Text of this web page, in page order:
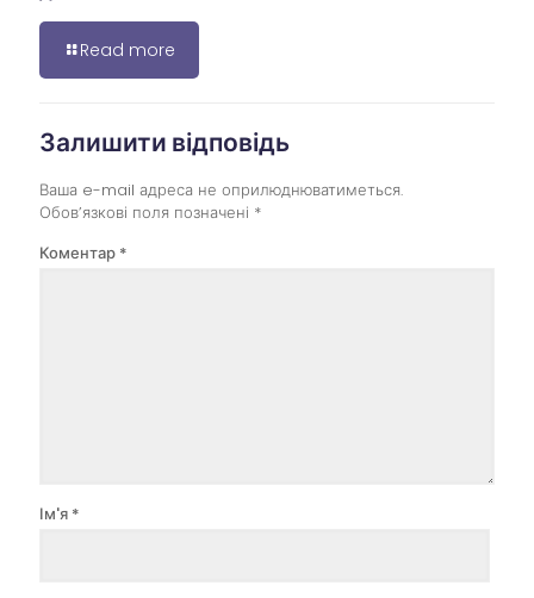
Read more
Залишити відповідь
Ваша e-mail адреса не оприлюднюватиметься.
Обов’язкові поля позначені *
Коментар *
Ім'я *